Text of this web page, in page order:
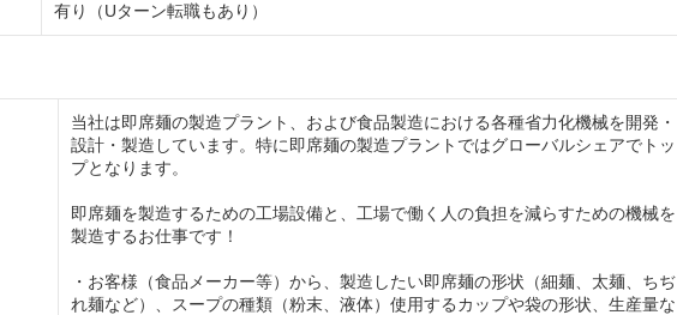
有り（Uターン転職もあり）
当社は即席麺の製造プラント、および食品製造における各種省力化機械を開発・
設計・製造しています。特に即席麺の製造プラントではグローバルシェアでトッ
プとなります。
即席麺を製造するための工場設備と、工場で働く人の負担を減らすための機械を
製造するお仕事です！
・お客様（食品メーカー等）から、製造したい即席麺の形状（細麺、太麺、ちぢ
れ麺など）、スープの種類（粉末、液体）使用するカップや袋の形状、生産量な